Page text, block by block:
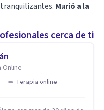
Murió a la
cerca de ti
Online
Terapia online